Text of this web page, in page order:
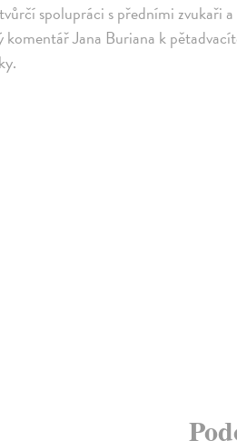
spolupráci s předními zvukaři
Jana Buriana k